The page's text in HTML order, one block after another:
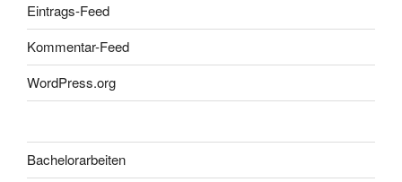
Eintrags-Feed
Kommentar-Feed
WordPress.org
Bachelorarbeiten